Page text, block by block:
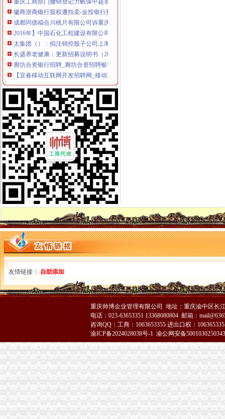
徽商浙商银行股权遭拍卖-金投银行频道-金投网
成都同德福合川桃片有限公司诉重庆市合川区同德福桃片有限公司、
2016年】中国石化工程建设有限公司重庆石油分公司分析化验室家具及
太集团（）：拟注销控股子公司上海太重庆太实
长盛养老健康：更新招募说明书（2016年12月）
廊坊合资银行招聘_廊坊合资招聘银行信息_求职找工作-廊坊智联招聘
【宜春移动互联网开发招聘网_移动互联网开发招聘信息】-宜春智联
重庆证件挂失登报重庆证件遗失登报重庆证件丢失登报公司注销公
高指导案例58号：成都同德福合川桃片有限公司诉重庆市
重庆希尔顿知名女艺人提供服务-聚焦-铁社区
重庆泰丰粮油有限责任公司等279张食品生产许可证被注销_头条新闻网
公司注销决议书_公司清算_中顾律网
无标题
重庆市工商管理局公众信息网
注销分公司的决议应该怎么写？_商业文书_报告_天涯问答_天涯社区
朝注销公司注销税务时工商有异常税务有罚款怎么办-91股票网
中国数据商城网提供大中型苏州企业页,包括苏州国有企业、民营企
重庆市沙坪坝区烟草专卖局2017年10月许可证注销信息公示（1）-重
重庆市万州区华龙食品有限公司等27家企业食品生产许可证被注销_头
《公司任书》_优秀范文十篇
重庆市协同有限公司协同庄十六店申请注销《品经营许可证》
重庆：十个意抢注知名企业域名被判定注销_中国经济网——国
一步发网|重庆企业转让|重庆执照转让|重庆公司注册代理
简易注销！让注销公司流程不再复杂—多有米
高公报案例：公司分支机构尚未办理注销登记,公司人可否作
重庆公布电梯维保企业“名单”17家被注销资质-广西新闻网
【破产注销】分公司设立\变更\注销登记_中国奉节网
从一则案例谈撤销权的效力范围__中国东方资产管理公司重庆办事处诉
《企业注销股东会决议》100篇第一文库网
食监总局通报65批次不合格食品水产品占多数_热点新闻_食品资讯_
公司注销公告范本_公司清算_中顾律网
重庆微型企业网上申报以注销但之前有税每申报怎么办-91股票网
重庆注销分公司
重庆市食品品监督管理局永川区分局2017年度《食品流通许可证》
区国资中心：关闭注销区建设集团下属三家空壳子公司-部门动态-璧山
提质增效逆势增长重庆国企大力推进供给侧结构改革--重庆视窗--人
遗失登报,声明登报,公告登报寻人寻物启事登报,清算公告登报-【
并听说我司北京总部及其部分分公司仍然保留的况下,有可能重庆
友情链接： 自助添加
重庆帅博企业管理有限公司 地址：重庆渝中区长
电话：023-63653351 13368080804 邮箱：
咨询QQ：工商：1063653355 进出口权：
渝ICP备2024028038号-1 渝公网安备